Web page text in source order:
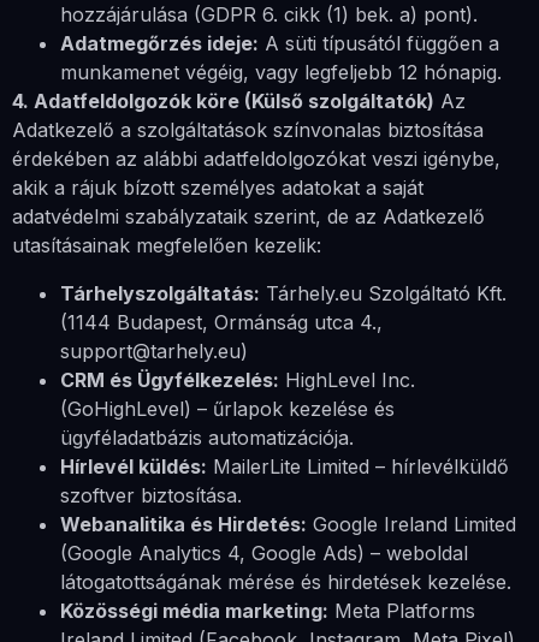
hozzájárulása (GDPR 6. cikk (1) bek. a) pont).
Adatmegőrzés ideje: A süti típusától függően a
munkamenet végéig, vagy legfeljebb 12 hónapig.
4. Adatfeldolgozók köre (Külső szolgáltatók) Az
Adatkezelő a szolgáltatások színvonalas biztosítása
érdekében az alábbi adatfeldolgozókat veszi igénybe,
akik a rájuk bízott személyes adatokat a saját
adatvédelmi szabályzataik szerint, de az Adatkezelő
utasításainak megfelelően kezelik:
Tárhelyszolgáltatás: Tárhely.eu Szolgáltató Kft.
(1144 Budapest, Ormánság utca 4.,
support@tarhely.eu)
CRM és Ügyfélkezelés: HighLevel Inc.
(GoHighLevel) – űrlapok kezelése és
ügyféladatbázis automatizációja.
Hírlevél küldés: MailerLite Limited – hírlevélküldő
szoftver biztosítása.
Webanalitika és Hirdetés: Google Ireland Limited
(Google Analytics 4, Google Ads) – weboldal
látogatottságának mérése és hirdetések kezelése.
Közösségi média marketing: Meta Platforms